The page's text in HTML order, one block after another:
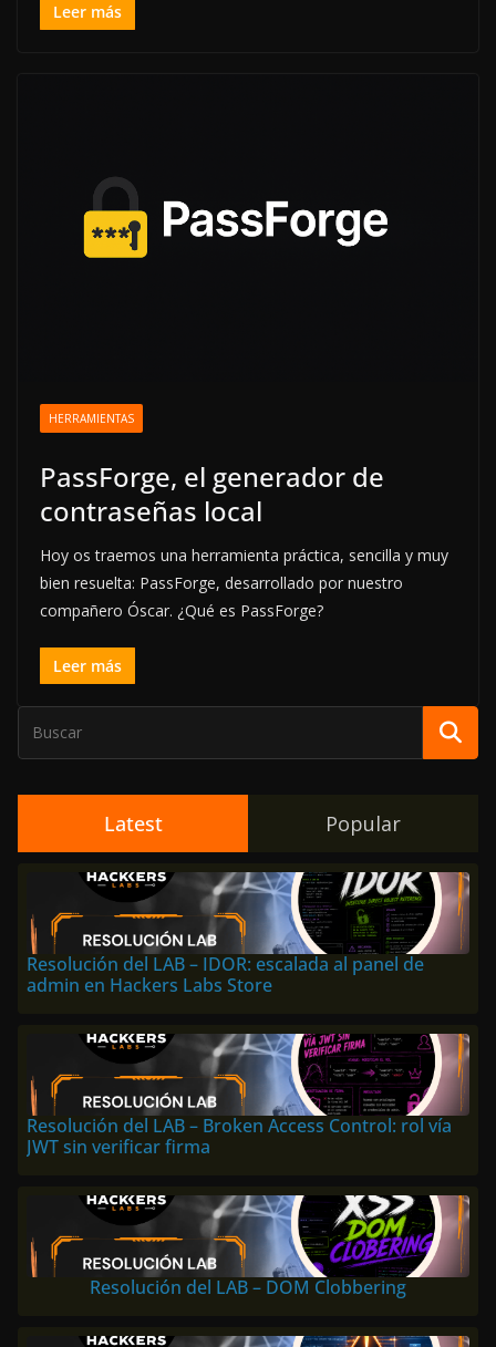
Leer más
HERRAMIENTAS
PassForge, el generador de
contraseñas local
Hoy os traemos una herramienta práctica, sencilla y muy
bien resuelta: PassForge, desarrollado por nuestro
compañero Óscar. ¿Qué es PassForge?
Leer más
Latest Popular
Resolución del LAB – IDOR: escalada al panel de
admin en Hackers Labs Store
Resolución del LAB – Broken Access Control: rol vía
JWT sin verificar firma
Resolución del LAB – DOM Clobbering